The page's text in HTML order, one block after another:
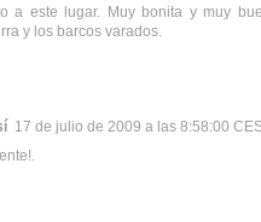
a este lugar. Muy bonita y muy
y los barcos varados.
17 de julio de 2009 a las 8:58:00